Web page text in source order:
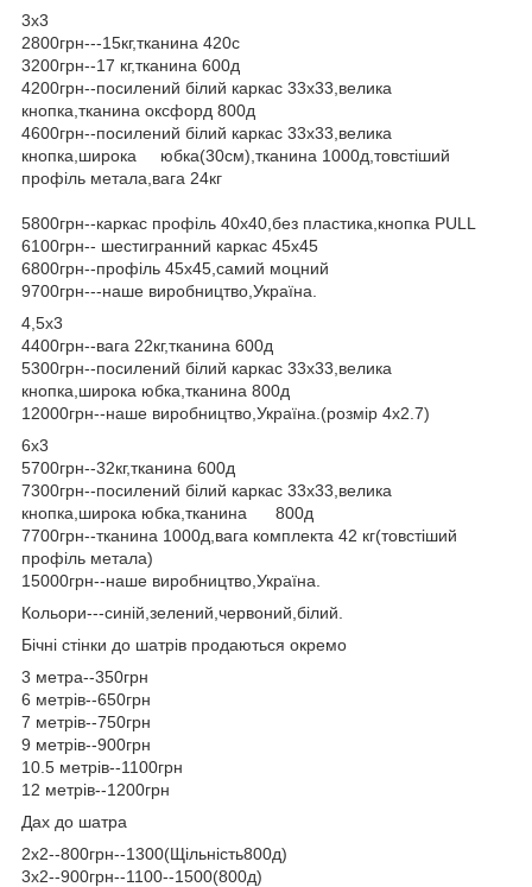
3х3
2800грн---15кг,тканина 420с
3200грн--17 кг,тканина 600д
4200грн--посилений білий каркас 33х33,велика
кнопка,тканина оксфорд 800д
4600грн--посилений білий каркас 33х33,велика
кнопка,широка юбка(30см),тканина 1000д,товстіший
профіль метала,вага 24кг
5800грн--каркас профіль 40х40,без пластика,кнопка PULL
6100грн-- шестигранний каркас 45х45
6800грн--профіль 45х45,самий моцний
9700грн---наше виробництво,Україна.
4,5х3
4400грн--вага 22кг,тканина 600д
5300грн--посилений білий каркас 33х33,велика
кнопка,широка юбка,тканина 800д
12000грн--наше виробництво,Україна.(розмір 4х2.7)
6х3
5700грн--32кг,тканина 600д
7300грн--посилений білий каркас 33х33,велика
кнопка,широка юбка,тканина 800д
7700грн--тканина 1000д,вага комплекта 42 кг(товстіший
профіль метала)
15000грн--наше виробництво,Україна.
Кольори---синій,зелений,червоний,білий.
Бічні стінки до шатрів продаються окремо
3 метра--350грн
6 метрів--650грн
7 метрів--750грн
9 метрів--900грн
10.5 метрів--1100грн
12 метрів--1200грн
Дах до шатра
2х2--800грн--1300(Щільність800д)
3х2--900грн--1100--1500(800д)